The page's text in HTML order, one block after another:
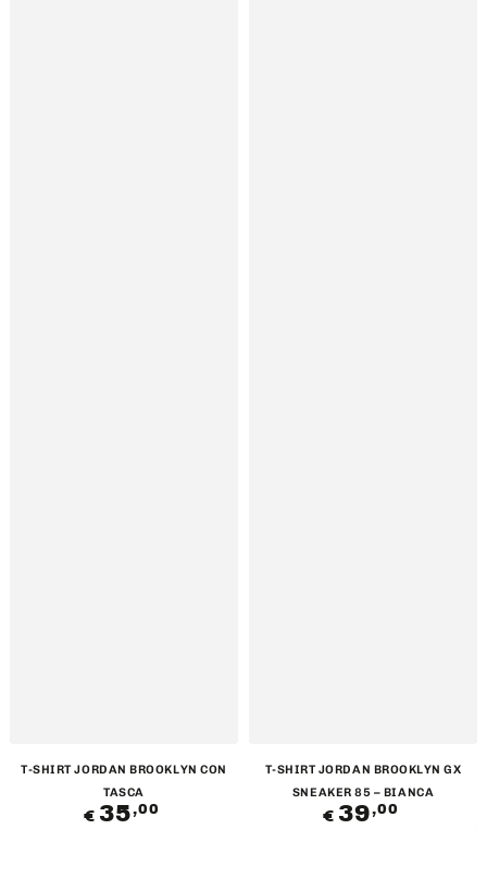
T-SHIRT JORDAN BROOKLYN CON
TASCA
Prezzo
regolare
€ 35,00
T-SHIRT JORDAN BROOKLYN GX
SNEAKER 85 – BIANCA
Prezzo
regolare
€ 39,00